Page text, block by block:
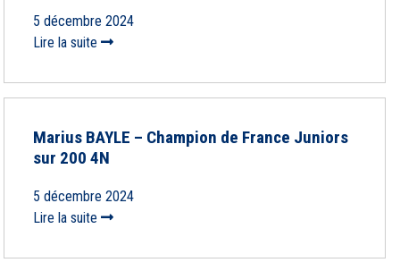
5 décembre 2024
Lire la suite
Marius BAYLE – Champion de France Juniors
sur 200 4N
5 décembre 2024
Lire la suite